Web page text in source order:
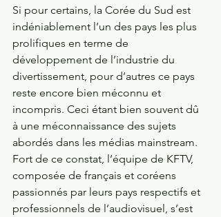
Si pour certains, la Corée du Sud est
indéniablement l’un des pays les plus
prolifiques en terme de
développement de l’industrie du
divertissement, pour d’autres ce pays
reste encore bien méconnu et
incompris. Ceci étant bien souvent dû
à une méconnaissance des sujets
abordés dans les médias mainstream.
Fort de ce constat, l’équipe de KFTV,
composée de français et coréens
passionnés par leurs pays respectifs et
professionnels de l’audiovisuel, s’est